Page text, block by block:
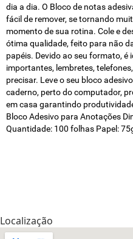
dia a dia. O Bloco de notas
fácil de remover, se tornando
momento de sua rotina. Cole e
ótima qualidade, feito para não
papéis. Devido ao seu formato,
importantes, lembretes,
precisar. Leve o seu bloco
caderno, perto do computador,
em casa garantindo
Bloco Adesivo para Anotações
Quantidade: 100 folhas Papel:
Localização